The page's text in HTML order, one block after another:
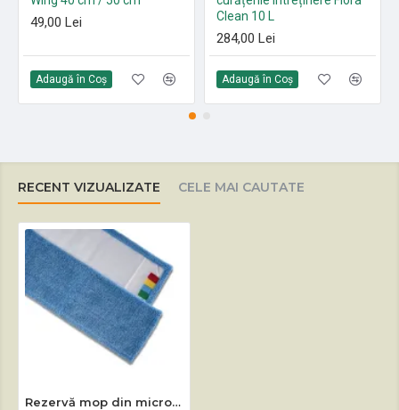
49,00 Lei
Adaugă în Coş
Clean 10 L
284,00 Lei
Adaugă în Coş
RECENT VIZUALIZATE CELE MAI CAUTATE
Rezervă mop din microfibră albastru SPEED 40 / 50 cm